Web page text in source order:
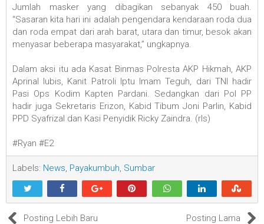
Jumlah masker yang dibagikan sebanyak 450 buah.
“Sasaran kita hari ini adalah pengendara kendaraan roda dua
dan roda empat dari arah barat, utara dan timur, besok akan
menyasar beberapa masyarakat,” ungkapnya.
Dalam aksi itu ada Kasat Binmas Polresta AKP Hikmah, AKP
Aprinal lubis, Kanit Patroli Iptu Imam Teguh, dari TNI hadir
Pasi Ops Kodim Kapten Pardani. Sedangkan dari Pol PP
hadir juga Sekretaris Erizon, Kabid Tibum Joni Parlin, Kabid
PPD Syafrizal dan Kasi Penyidik Ricky Zaindra. (rls)
#Ryan #E2
Labels: News, Payakumbuh, Sumbar
Posting Lebih Baru Posting Lama